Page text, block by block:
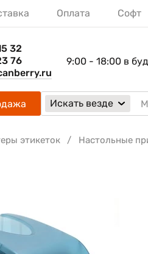
Оплата Софт
32
76
9:00 - 18:00 в
Искать везде
этикеток Настольные